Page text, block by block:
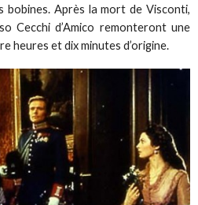
bobines. Après la mort de Visconti,
Cecchi d’Amico remonteront une
heures et dix minutes d’origine.